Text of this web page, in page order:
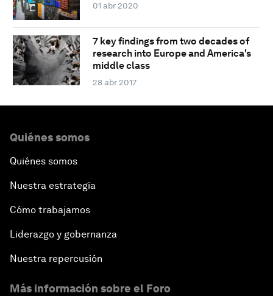
01 abr 2020
7 key findings from two decades of
research into Europe and America's
middle class
28 abr 2017
Quiénes somos
Quiénes somos
Nuestra estrategia
Cómo trabajamos
Liderazgo y gobernanza
Nuestra repercusión
Más información sobre el Foro